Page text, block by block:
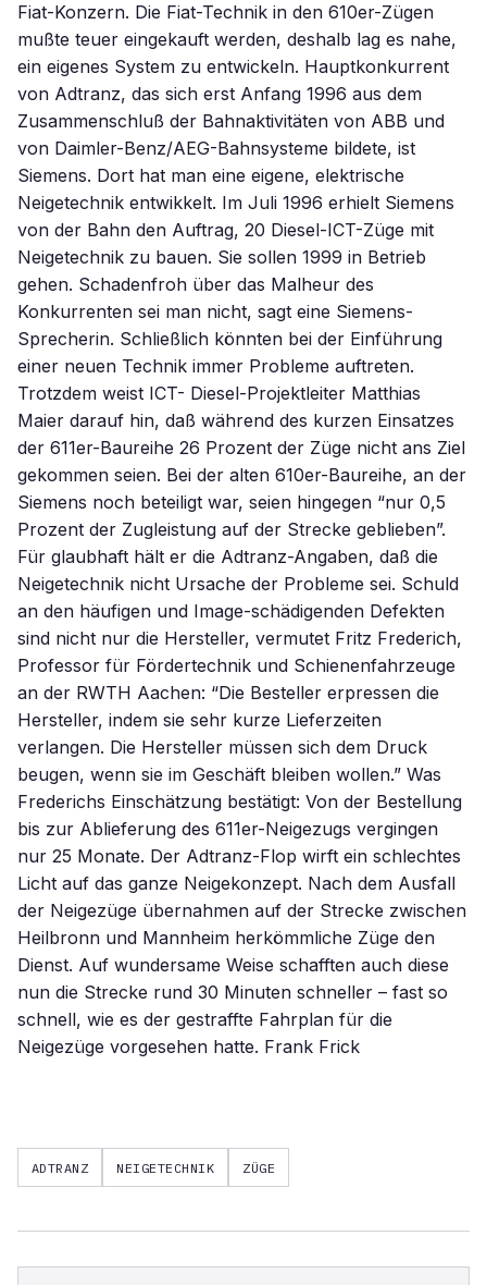
Fiat-Konzern. Die Fiat-Technik in den 610er-Zügen
mußte teuer eingekauft werden, deshalb lag es nahe,
ein eigenes System zu entwickeln. Hauptkonkurrent
von Adtranz, das sich erst Anfang 1996 aus dem
Zusammenschluß der Bahnaktivitäten von ABB und
von Daimler-Benz/AEG-Bahnsysteme bildete, ist
Siemens. Dort hat man eine eigene, elektrische
Neigetechnik entwikkelt. Im Juli 1996 erhielt Siemens
von der Bahn den Auftrag, 20 Diesel-ICT-Züge mit
Neigetechnik zu bauen. Sie sollen 1999 in Betrieb
gehen. Schadenfroh über das Malheur des
Konkurrenten sei man nicht, sagt eine Siemens-
Sprecherin. Schließlich könnten bei der Einführung
einer neuen Technik immer Probleme auftreten.
Trotzdem weist ICT- Diesel-Projektleiter Matthias
Maier darauf hin, daß während des kurzen Einsatzes
der 611er-Baureihe 26 Prozent der Züge nicht ans Ziel
gekommen seien. Bei der alten 610er-Baureihe, an der
Siemens noch beteiligt war, seien hingegen “nur 0,5
Prozent der Zugleistung auf der Strecke geblieben”.
Für glaubhaft hält er die Adtranz-Angaben, daß die
Neigetechnik nicht Ursache der Probleme sei. Schuld
an den häufigen und Image-schädigenden Defekten
sind nicht nur die Hersteller, vermutet Fritz Frederich,
Professor für Fördertechnik und Schienenfahrzeuge
an der RWTH Aachen: “Die Besteller erpressen die
Hersteller, indem sie sehr kurze Lieferzeiten
verlangen. Die Hersteller müssen sich dem Druck
beugen, wenn sie im Geschäft bleiben wollen.” Was
Frederichs Einschätzung bestätigt: Von der Bestellung
bis zur Ablieferung des 611er-Neigezugs vergingen
nur 25 Monate. Der Adtranz-Flop wirft ein schlechtes
Licht auf das ganze Neigekonzept. Nach dem Ausfall
der Neigezüge übernahmen auf der Strecke zwischen
Heilbronn und Mannheim herkömmliche Züge den
Dienst. Auf wundersame Weise schafften auch diese
nun die Strecke rund 30 Minuten schneller – fast so
schnell, wie es der gestraffte Fahrplan für die
Neigezüge vorgesehen hatte. Frank Frick
ADTRANZ NEIGETECHNIK ZÜGE